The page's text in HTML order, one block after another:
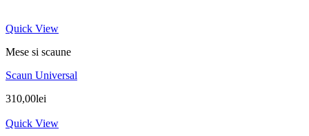
Quick View
Mese si scaune
Scaun Universal
310,00lei
Quick View